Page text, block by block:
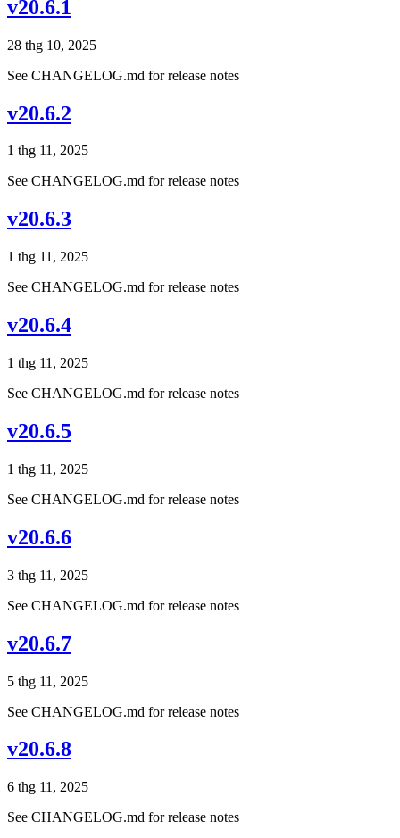
v20.6.1
28 thg 10, 2025
See CHANGELOG.md for release notes
v20.6.2
1 thg 11, 2025
See CHANGELOG.md for release notes
v20.6.3
1 thg 11, 2025
See CHANGELOG.md for release notes
v20.6.4
1 thg 11, 2025
See CHANGELOG.md for release notes
v20.6.5
1 thg 11, 2025
See CHANGELOG.md for release notes
v20.6.6
3 thg 11, 2025
See CHANGELOG.md for release notes
v20.6.7
5 thg 11, 2025
See CHANGELOG.md for release notes
v20.6.8
6 thg 11, 2025
See CHANGELOG.md for release notes